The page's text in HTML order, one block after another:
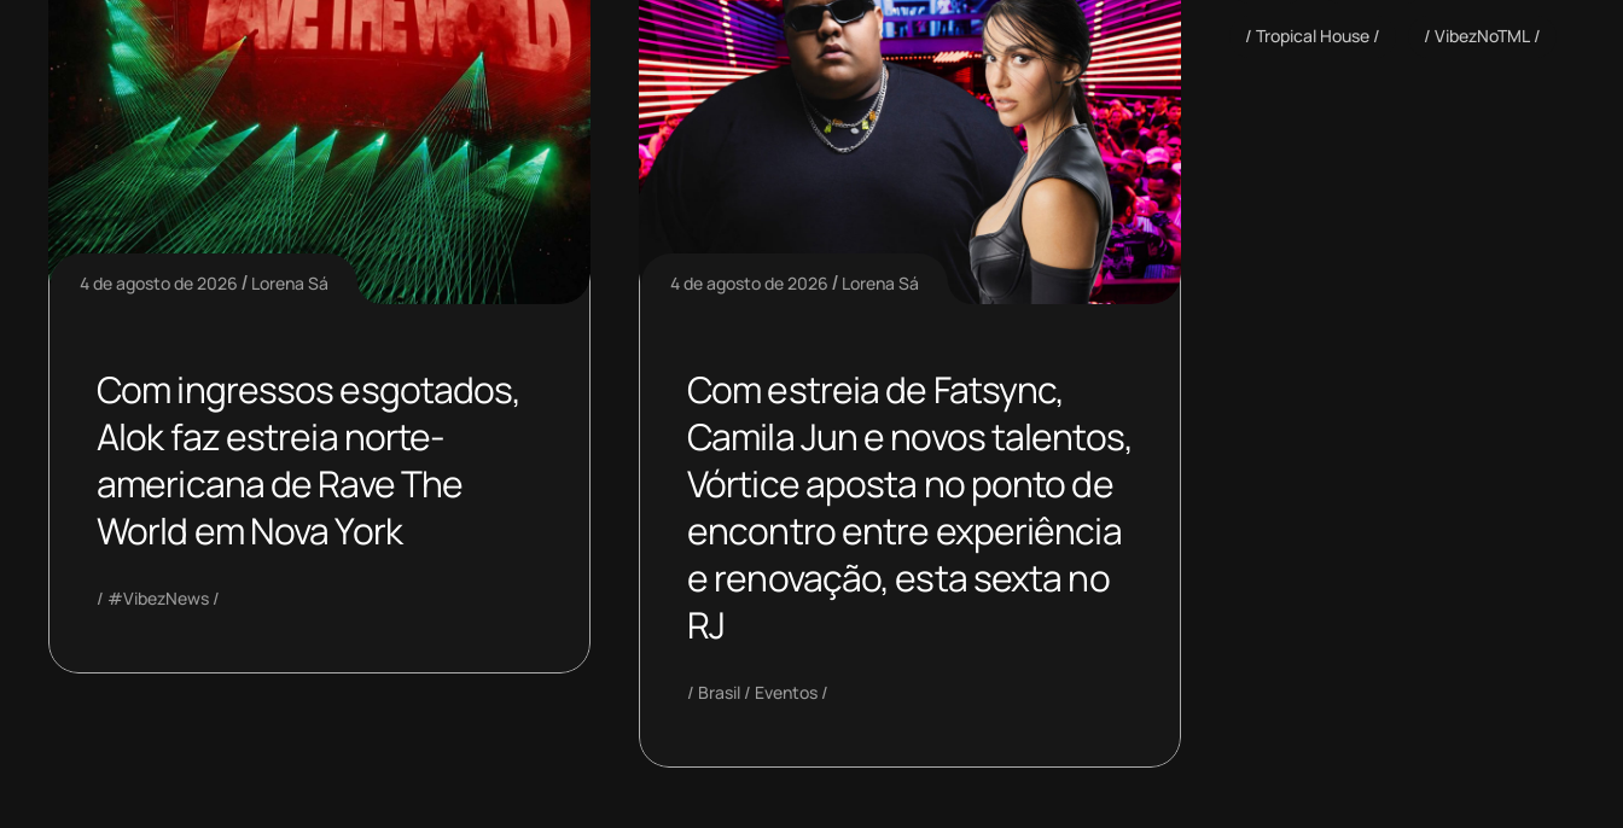
4 de agosto de 2026 Lorena Sá
Com ingressos esgotados,
Alok faz estreia norte-
americana de Rave The
World em Nova York
#VibezNews
4 de agosto de 2026 Lorena Sá
Com estreia de Fatsync,
Camila Jun e novos talentos,
Vórtice aposta no ponto de
encontro entre experiência
e renovação, esta sexta no
RJ
Brasil Eventos
Tropical House VibezNoTML